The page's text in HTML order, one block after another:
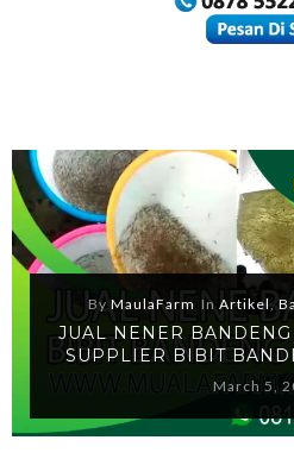
ByMaulaFarm In Artikel,
JUAL NENER
SUPPLIER BIBIT
March 5,